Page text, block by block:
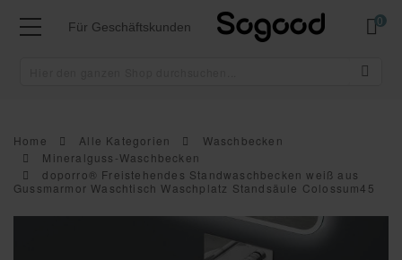
Für Geschäftskunden
Home Alle Kategorien
Waschbecken
Mineralguss-Waschbecken
doporro® Freistehendes Standwaschbecken weiß aus
Gussmarmor Waschtisch Waschplatz Standsäule Colossum45